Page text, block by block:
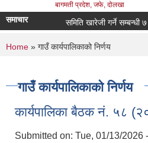
बागमती प्रदेश, जफे, दोलखा
समाचार समिति खारेजी गर्ने सम्बन्धी ७
You are here
Home » गाउँ कार्यपालिकाको निर्णय
गाउँ कार्यपालिकाको निर्णय
कार्यपालिका बैठक नं. ५८
Submitted on: Tue, 01/13/2026